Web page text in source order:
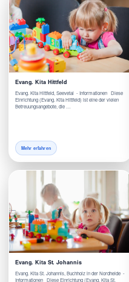
Evang. Kita Hittfeld
Evang. Kita Hittfeld, Seevetal - Informationen Diese
Einrichtung (Evang. Kita Hittfeld) ist eine der vielen
Betreuungsangebote, die …
Mehr erfahren
Evang. Kita St. Johannis
Evang. Kita St. Johannis, Buchholz in der Nordheide -
Informationen Diese Einrichtung (Evang. Kita St.